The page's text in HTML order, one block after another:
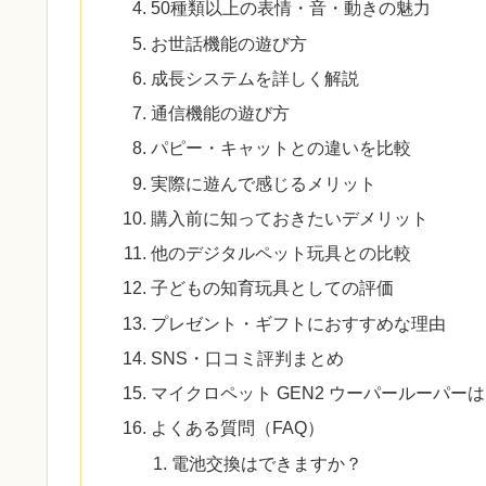
50種類以上の表情・音・動きの魅力
お世話機能の遊び方
成長システムを詳しく解説
通信機能の遊び方
パピー・キャットとの違いを比較
実際に遊んで感じるメリット
購入前に知っておきたいデメリット
他のデジタルペット玩具との比較
子どもの知育玩具としての評価
プレゼント・ギフトにおすすめな理由
SNS・口コミ評判まとめ
マイクロペット GEN2 ウーパールーパー
よくある質問（FAQ）
電池交換はできますか？